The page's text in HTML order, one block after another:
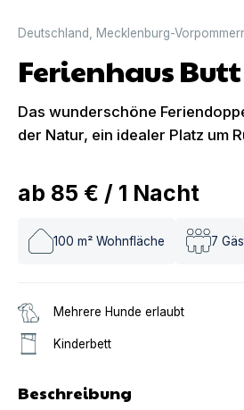
Deutschland Mecklenburg-
Ferienhaus Butt
Das wunderschöne
der Natur, ein idealer Platz um
ab 85 € / 1 Nacht
100 m² Wohnfläche 7
Mehrere Hunde erlaubt
Kinderbett
Beschreibung